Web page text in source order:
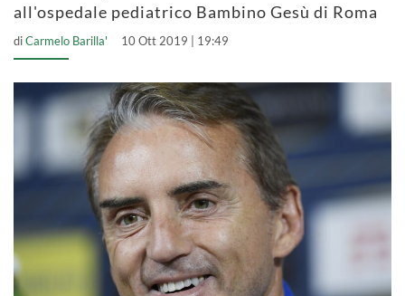
all'ospedale pediatrico Bambino Gesù di Roma
diCarmelo Barilla' 10 Ott 2019 | 19:49